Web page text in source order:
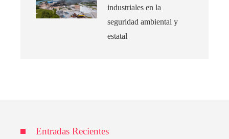
industriales en la
seguridad ambiental y
estatal
Entradas Recientes